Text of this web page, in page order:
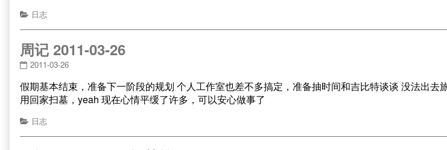
日志
周记 2011-03-26
2011-03-26
假期基本结束，准备下一阶段的规划 个人工作室也差不多搞定，准备抽时间和吉比特谈谈 没法出去
用回家扫墓，yeah 现在心情平缓了许多，可以安心做事了
日志